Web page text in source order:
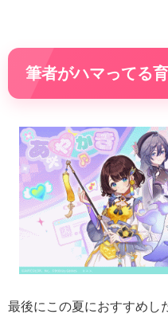
筆者がハマってる
最後にこの夏におすすめし